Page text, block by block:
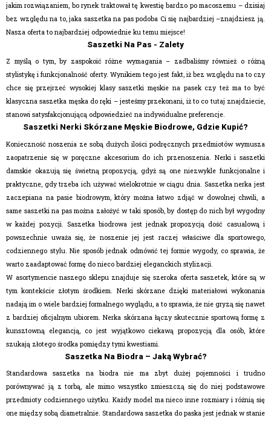
jakim rozwiązaniem, bo rynek traktował tę kwestię bardzo po macoszemu – dzisiaj
bez względu na to, jaka saszetka na pas podoba Ci się najbardziej –znajdziesz ją.
Nasza oferta to najbardziej odpowiednie ku temu miejsce!
Saszetki Na Pas - Zalety
Z myślą o tym, by zaspokoić różne wymagania – zadbaliśmy również o różną
stylistykę i funkcjonalność oferty. Wynikiem tego jest fakt, iż bez względu na to czy
chce się przejrzeć wysokiej klasy saszetki męskie na pasek czy też ma to być
klasycznasaszetka męska do ręki – jesteśmy przekonani, iż to co tutaj znajdziecie,
stanowi satysfakcjonującą odpowiedzieć na indywidualne preferencje.
Saszetki Nerki Skórzane Męskie Biodrowe, Gdzie Kupić?
Konieczność noszenia ze sobą dużych ilości podręcznych przedmiotów wymusza
zaopatrzenie się w poręczne akcesorium do ich przenoszenia. Nerki i saszetki
damskie okazują się świetną propozycją, gdyż są one niezwykle funkcjonalne i
praktyczne, gdy trzeba ich używać wielokrotnie w ciągu dnia. Saszetka nerka jest
zaczepiana na pasie biodrowym, który można łatwo zdjąć w dowolnej chwili, a
same saszetki na pas można założyć w taki sposób, by dostęp do nich był wygodny
w każdej pozycji. Saszetka biodrowa jest jednak propozycją dość casualową i
powszechnie uważa się, że noszenie jej jest raczej właściwe dla sportowego,
codziennego stylu. Nie sposób jednak odmówić tej formie wygody, co sprawia, że
warto zaadaptować formę do nieco bardziej eleganckich stylizacji.
W asortymencie naszego sklepu znajduje się szeroka oferta saszetek, które są w
tym kontekście złotym środkiem. Nerki skórzane dzięki materiałowi wykonania
nadają im o wiele bardziej formalnego wyglądu, a to sprawia, że nie gryzą się nawet
z bardziej oficjalnym ubiorem. Nerka skórzana łączy skutecznie sportową formę z
kunsztowną elegancją, co jest wyjątkowo ciekawą propozycją dla osób, które
szukają złotego środka pomiędzy tymi kwestiami.
Saszetka Na Biodra – Jaką Wybrać?
Standardowa saszetka na biodra nie ma zbyt dużej pojemności i trudno
porównywać ją z torbą, ale mimo wszystko zmieszczą się do niej podstawowe
przedmioty codziennego użytku. Każdy model ma nieco inne rozmiary i różnią się
one między sobą diametralnie. Standardowa saszetka do paska jest jednak w stanie